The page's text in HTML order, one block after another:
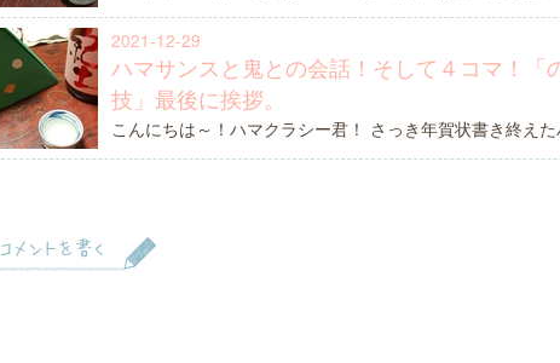
2021-12-29
ハマサンスと鬼との会話！そして４コマ！「
技」最後に挨拶。
こんにちは～！ハマクラシー君！ さっき年賀状書き終え
コメントを書く